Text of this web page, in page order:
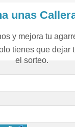
unas
y mejora tu
tienes que dejar
el sorteo.